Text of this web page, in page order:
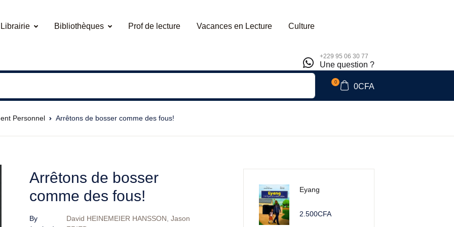
Librairie Bibliothèques Prof de lecture Vacances en Lecture Culture
+229 95 06 30 77
Une question ?
0
0CFA
Personnel Arrêtons de bosser comme des fous!
Arrêtons de bosser
comme des fous!
By
David HEINEMEIER HANSSON Jason
Eyang
2.500CFA